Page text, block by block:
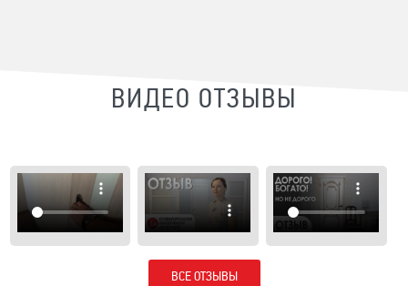
ВИДЕО ОТЗЫВЫ
ВСЕ ОТЗЫВЫ